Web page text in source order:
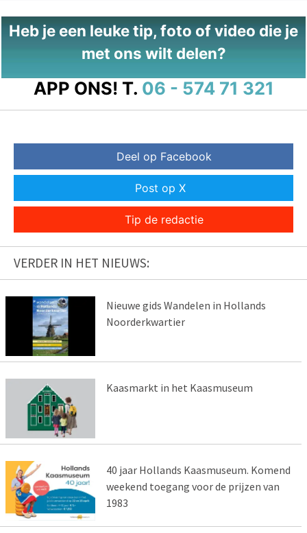
Heb je een leuke tip, foto of video die je
met ons wilt delen?
APP ONS! T. 06 - 574 71 321
Deel op Facebook
Post op X
Tip de redactie
VERDER IN HET NIEUWS:
Nieuwe gids Wandelen in Hollands
Noorderkwartier
Kaasmarkt in het Kaasmuseum
40 jaar Hollands Kaasmuseum. Komend
weekend toegang voor de prijzen van
1983